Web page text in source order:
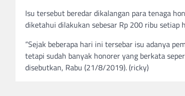
Isu tersebut beredar dikalangan para tenaga
diketahui dilakukan sebesar Rp 200 ribu setiap
“Sejak beberapa hari ini tersebar isu adanya
tetapi sudah banyak honorer yang berkata
disebutkan, Rabu (21/8/2019). (ricky)